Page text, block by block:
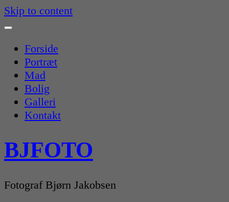
Skip to content
Forside
Portræt
Mad
Bolig
Galleri
Kontakt
BJFOTO
Fotograf Bjørn Jakobsen